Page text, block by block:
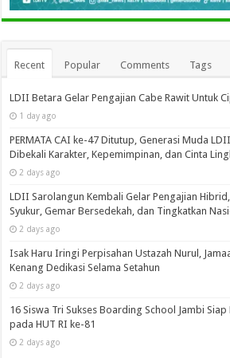
Recent Popular Comments Tags
LDII Betara Gelar Pengajian Cabe Rawit Untuk
1 day ago
PERMATA CAI ke-47 Ditutup, Generasi Muda
Dibekali Karakter, Kepemimpinan, dan Cinta
2 days ago
LDII Sarolangun Kembali Gelar Pengajian
Syukur, Gemar Bersedekah, dan Tingkatkan
2 days ago
Isak Haru Iringi Perpisahan Ustazah Nurul,
Kenang Dedikasi Selama Setahun
2 days ago
16 Siswa Tri Sukses Boarding School Jambi
pada HUT RI ke-81
2 days ago